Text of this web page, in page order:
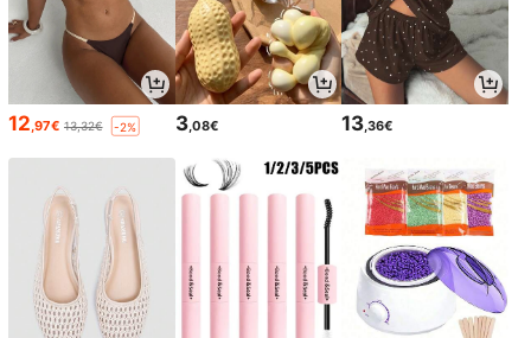
12 ,97€ 13,32€ -2% 3,08€ 13 ,36€